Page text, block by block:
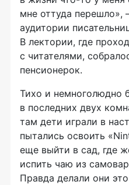
мне оттуда перешло»,
аудитории
В лектории, где
с читателями,
пенсионерок.
Тихо и немноголюдно
в последних двух
там дети играли в
пытались освоить
еще выйти в сад, где
испить чаю из
Правда делали они